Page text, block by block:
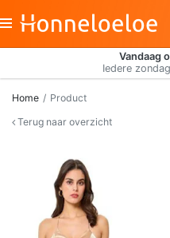
Vandaag
Iedere
Home
Product
Terug naar overzicht